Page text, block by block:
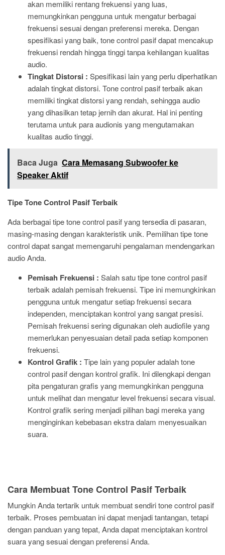
akan memiliki rentang frekuensi yang luas,
memungkinkan pengguna untuk mengatur berbagai
frekuensi sesuai dengan preferensi mereka. Dengan
spesifikasi yang baik, tone control pasif dapat mencakup
frekuensi rendah hingga tinggi tanpa kehilangan kualitas
audio.
Tingkat Distorsi : Spesifikasi lain yang perlu diperhatikan
adalah tingkat distorsi. Tone control pasif terbaik akan
memiliki tingkat distorsi yang rendah, sehingga audio
yang dihasilkan tetap jernih dan akurat. Hal ini penting
terutama untuk para audionis yang mengutamakan
kualitas audio tinggi.
Baca Juga Cara Memasang Subwoofer ke
Speaker Aktif
Tipe Tone Control Pasif Terbaik
Ada berbagai tipe tone control pasif yang tersedia di pasaran,
masing-masing dengan karakteristik unik. Pemilihan tipe tone
control dapat sangat memengaruhi pengalaman mendengarkan
audio Anda.
Pemisah Frekuensi : Salah satu tipe tone control pasif
terbaik adalah pemisah frekuensi. Tipe ini memungkinkan
pengguna untuk mengatur setiap frekuensi secara
independen, menciptakan kontrol yang sangat presisi.
Pemisah frekuensi sering digunakan oleh audiofile yang
memerlukan penyesuaian detail pada setiap komponen
frekuensi.
Kontrol Grafik : Tipe lain yang populer adalah tone
control pasif dengan kontrol grafik. Ini dilengkapi dengan
pita pengaturan grafis yang memungkinkan pengguna
untuk melihat dan mengatur level frekuensi secara visual.
Kontrol grafik sering menjadi pilihan bagi mereka yang
menginginkan kebebasan ekstra dalam menyesuaikan
suara.
Cara Membuat Tone Control Pasif Terbaik
Mungkin Anda tertarik untuk membuat sendiri tone control pasif
terbaik. Proses pembuatan ini dapat menjadi tantangan, tetapi
dengan panduan yang tepat, Anda dapat menciptakan kontrol
suara yang sesuai dengan preferensi Anda.